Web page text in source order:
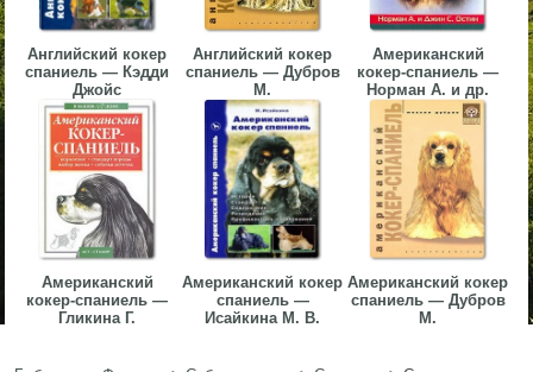
Английский кокер
спаниель — Кэдди
Джойс
Английский кокер
спаниель — Дубров
М.
Американский
кокер-спаниель —
Норман А. и др.
Американский
кокер-спаниель —
Гликина Г.
Американский кокер
спаниель —
Исайкина М. В.
Американский кокер
спаниель — Дубров
М.
▼
▼